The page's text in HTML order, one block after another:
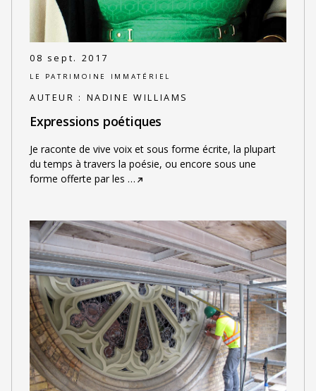
08 sept. 2017
LE PATRIMOINE IMMATÉRIEL
AUTEUR : NADINE WILLIAMS
Expressions poétiques
Je raconte de vive voix et sous forme écrite, la plupart
du temps à travers la poésie, ou encore sous une
forme offerte par les …